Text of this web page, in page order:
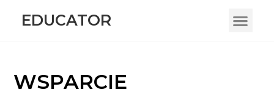
EDUCATOR
WSPARCIE